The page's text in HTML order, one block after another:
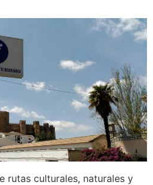
rutas culturales, naturales y